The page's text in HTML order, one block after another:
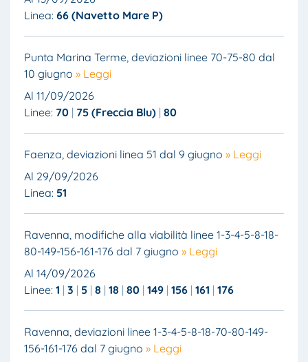
Linea: 66 (Navetto Mare P)
Punta Marina Terme, deviazioni linee 70-75-80 dal
10 giugno » Leggi
Al 11/09/2026
Linee: 70 75 (Freccia Blu) 80
Faenza, deviazioni linea 51 dal 9 giugno » Leggi
Al 29/09/2026
Linea: 51
Ravenna, modifiche alla viabilità linee 1-3-4-5-8-18-
80-149-156-161-176 dal 7 giugno » Leggi
Al 14/09/2026
Linee: 1 3 5 8 18 80 149 156 161 176
Ravenna, deviazioni linee 1-3-4-5-8-18-70-80-149-
156-161-176 dal 7 giugno » Leggi